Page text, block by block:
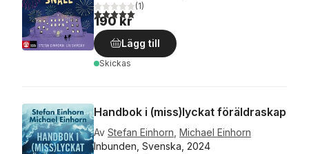
5,0utav 5 stjärnor. Totalt antal röster:
(1)
190 kr
Lägg till
Skickas
Handbok i (miss)lyckat föräldraskap
Av Stefan Einhorn Michael Einhorn
Inbunden, Svenska, 2024